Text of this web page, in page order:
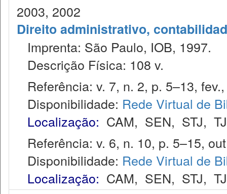
2003, 2002
Direito administrativo,
Imprenta: São Paulo, IOB, 1997.
Descrição Física: 108 v.
Referência: v. 7, n. 2, p. 5–13,
Disponibilidade: Rede Virtual de
Localização: CAM, SEN, STJ,
Referência: v. 6, n. 10, p. 5–15,
Disponibilidade: Rede Virtual de
Localização: CAM, SEN, STJ,